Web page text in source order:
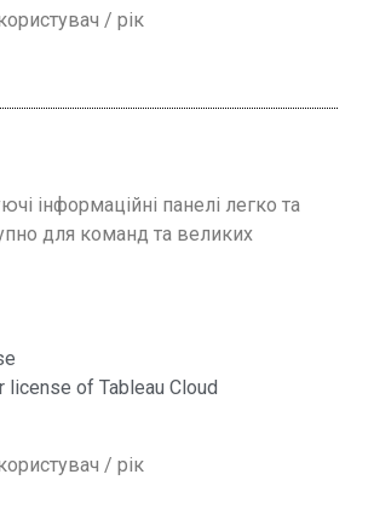
/ рік
інформаційні панелі легко та
для команд та великих
license of Tableau Cloud
/ рік